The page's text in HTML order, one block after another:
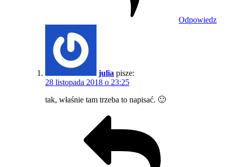
Odpowiedz
julia pisze:
28 listopada 2018 o 23:25
tak, właśnie tam trzeba to napisać. 🙂